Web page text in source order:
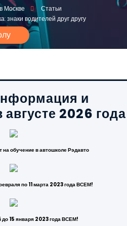
Москве
Статьи
знаки водителей друг другу
и
2026 года
обучение в автошколе Рэдавто
по 11 марта 2023 года ВСЕМ!
15 января 2023 года ВСЕМ!